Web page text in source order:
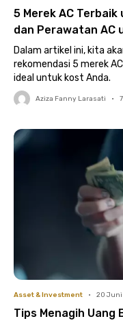
5 Merek AC Terbaik
dan Perawatan AC
Dalam artikel ini, kita
rekomendasi 5 merek
ideal untuk kost Anda.
Aziza Fanny Larasati • 7
Asset & Investment • 20 Juni
Tips Menagih Uang